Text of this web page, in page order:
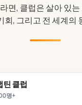
면, 클럽은 살아 있
회, 그리고 전 세계의
틴 클럽
명+